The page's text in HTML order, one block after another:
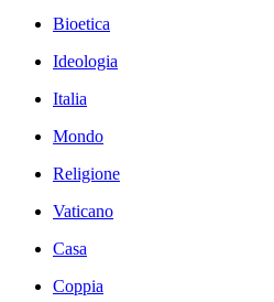
Bioetica
Ideologia
Italia
Mondo
Religione
Vaticano
Casa
Coppia